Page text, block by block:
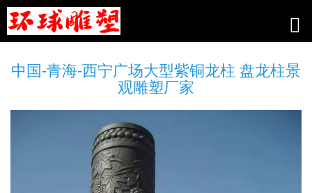
中国-青海-西宁广场大型紫铜龙柱 盘龙柱景
观雕塑厂家